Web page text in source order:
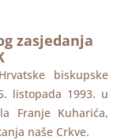
zasjedanja
biskupske
listopada 1993. u
Franje Kuharića,
naše Crkve.